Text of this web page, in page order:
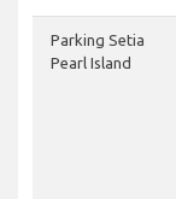
Parking Setia
Pearl Island